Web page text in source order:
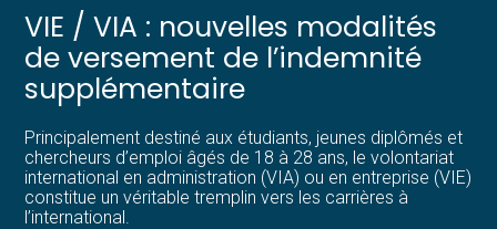
électronique
VIE / VIA : nouvelles modalités
de versement de l’indemnité
supplémentaire
Principalement destiné aux étudiants, jeunes diplômés et
chercheurs d’emploi âgés de 18 à 28 ans, le volontariat
international en administration (VIA) ou en entreprise (VIE)
constitue un véritable tremplin vers les carrières à
l’international.